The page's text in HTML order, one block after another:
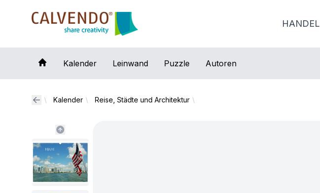
Calvendo
HANDEL
Kalender Leinwand Puzzle Autoren
Kalender Reise, Städte und Architektur